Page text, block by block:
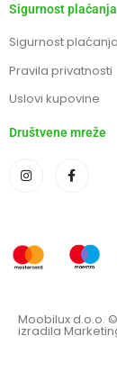
Sigurnost plaćanja
Sigurnost plaćanja
Pravila privatnosti
Uslovi kupovine
Društvene mreže
Moobilux d.o.o.
izradila